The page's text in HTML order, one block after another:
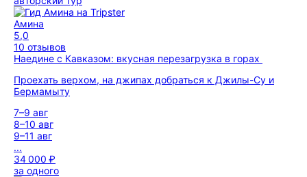
Амина
5,0
10 отзывов
Наедине с Кавказом: вкусная перезагрузка в горах
Проехать верхом, на джипах добраться к Джилы-Су и
Бермамыту
7–9 авг
8–10 авг
9–11 авг
...
34 000 ₽
за одного